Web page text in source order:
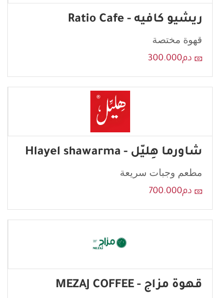
ريشيو كافيه - Ratio Cafe
قهوة مختصة
دم300.000
شاورما هِليّل - Hlayel shawarma
مطعم وجبات سريعة
دم700.000
قهوة مزاج - MEZAJ COFFEE